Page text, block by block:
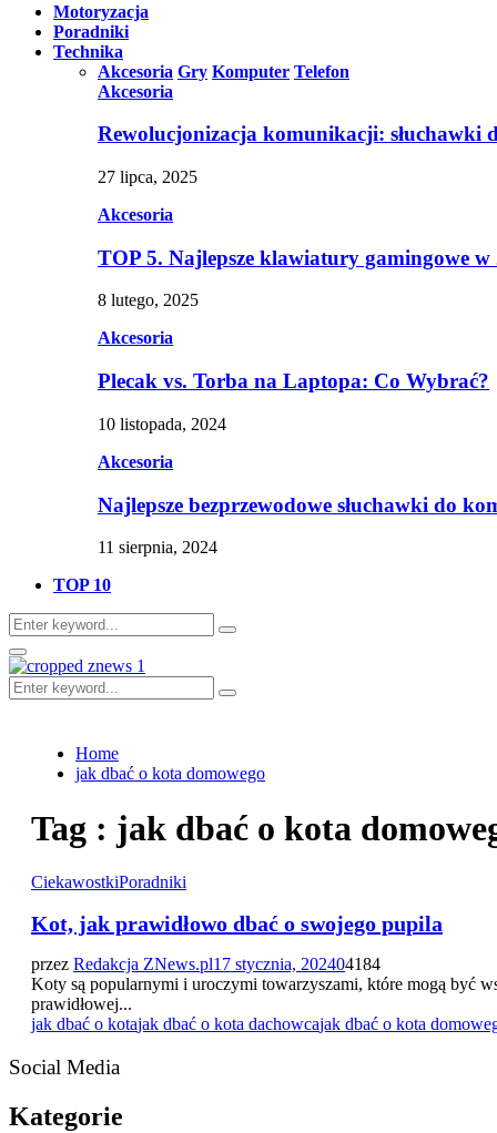
Motoryzacja
Poradniki
Technika
Akcesoria Gry Komputer Telefon
Akcesoria
Rewolucjonizacja komunikacji: słuchawki
27 lipca, 2025
Akcesoria
TOP 5. Najlepsze klawiatury gamingowe w
8 lutego, 2025
Akcesoria
Plecak vs. Torba na Laptopa: Co Wybrać?
10 listopada, 2024
Akcesoria
Najlepsze bezprzewodowe słuchawki do
11 sierpnia, 2024
TOP 10
Search
for:
Search
Primary
Menu
Search
for:
Search
Home
jak dbać o kota domowego
Tag : jak dbać o kota
CiekawostkiPoradniki
Kot, jak prawidłowo dbać o swojego pupila
przez Redakcja ZNews.pl17 stycznia, 202404184
Koty są popularnymi i uroczymi towarzyszami, które mogą być
prawidłowej...
jak dbać o kotajak dbać o kota dachowcajak dbać o kota
Social Media
Kategorie